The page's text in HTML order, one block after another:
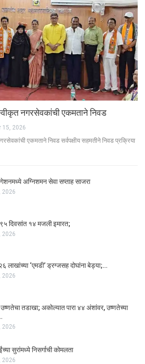
नगरसेवकांची एकमताने निवड
15, 2026
एकमताने निवड सर्वपक्षीय सहमतीने निवड प्रक्रिया
अग्निशमन सेवा सप्ताह साजरा
2026
दिवसांत १४ मजली इमारत;
2026
लाखांच्या ‘एमडी’ ड्रग्जसह दोघांना बेड्या;…
2026
उष्णतेचा तडाखा; अकोल्यात पारा ४४ अंशांवर, उष्णतेच्या
2026
सुरांमध्ये निसर्गाची कोमलता
2026